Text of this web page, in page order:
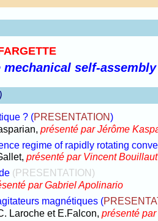
self-
? (PRESENTATION)
présenté par Jérôme
regime of rapidly rotating
présenté par Vincent Bouillaut
(PRESENTATION)
par Gabriel Apolinario
magnétiques (
Laroche et E.Falcon, présenté